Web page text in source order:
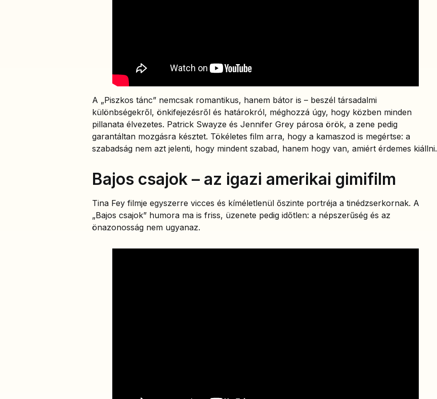
A „Piszkos tánc” nemcsak romantikus, hanem bátor is – beszél társadalmi
különbségekről, önkifejezésről és határokról, méghozzá úgy, hogy közben minden
pillanata élvezetes. Patrick Swayze és Jennifer Grey párosa örök, a zene pedig
garantáltan mozgásra késztet. Tökéletes film arra, hogy a kamaszod is megértse: a
szabadság nem azt jelenti, hogy mindent szabad, hanem hogy van, amiért érdemes kiállni.
Bajos csajok – az igazi amerikai gimifilm
Tina Fey filmje egyszerre vicces és kíméletlenül őszinte portréja a tinédzserkornak. A
„Bajos csajok” humora ma is friss, üzenete pedig időtlen: a népszerűség és az
önazonosság nem ugyanaz.